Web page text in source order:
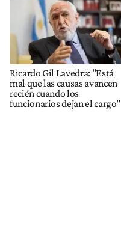
Ricardo Gil Lavedra: "Está
mal que las causas avancen
recién cuando los
funcionarios dejan el cargo"